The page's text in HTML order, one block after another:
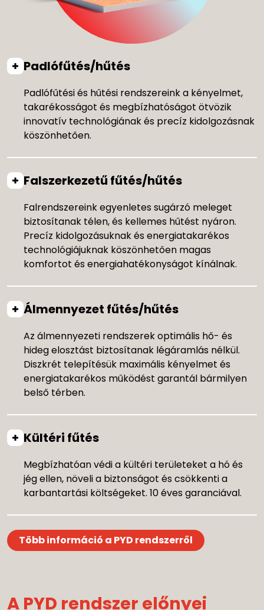
Padlófűtés/hűtés
Padlófűtési és hűtési rendszereink a kényelmet,
takarékosságot és megbízhatóságot ötvözik
innovatív technológiának és precíz kidolgozásnak
köszönhetően.
Falszerkezetű fűtés/hűtés
Falrendszereink egyenletes sugárzó meleget
biztosítanak télen, és kellemes hűtést nyáron.
Precíz kidolgozásuknak és energiatakarékos
technológiájuknak köszönhetően magas
komfortot és energiahatékonyságot kínálnak.
Álmennyezet fűtés/hűtés
Az álmennyezeti rendszerek optimális hő- és
hideg elosztást biztosítanak légáramlás nélkül.
Diszkrét telepítésük maximális kényelmet és
energiatakarékos működést garantál bármilyen
belső térben.
Kültéri fűtés
Megbízhatóan védi a kültéri területeket a hó és
jég ellen, növeli a biztonságot és csökkenti a
karbantartási költségeket. 10 éves garanciával.
Több információ a PYD rendszerről
A PYD rendszer előnyei